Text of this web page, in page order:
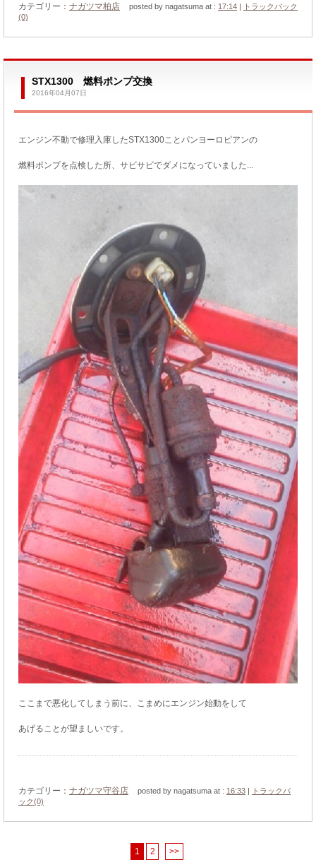
カテゴリー： ナガツマ柏店 posted by nagatsuma at : 17:14 |
トラックバック
(0)
STX1300 燃料ポンプ交換
2016年04月07日
エンジン不動で修理入庫したSTX1300ことパンヨーロピアンの
燃料ポンプを点検した所、サビサビでダメになっていました...
ここまで悪化してしまう前に、こまめにエンジン始動をして
あげることが望ましいです。
カテゴリー： ナガツマ守谷店 posted by nagatsuma at : 16:33 |
トラックバ
ック(0)
1 2 >>